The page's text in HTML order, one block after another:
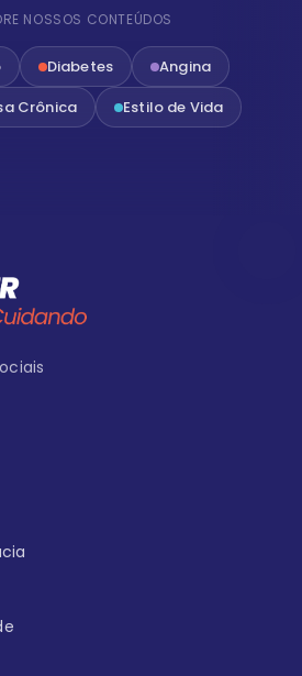
NOSSOS CONTEÚDOS
Diabetes
Angina
Crônica
Estilo de Vida